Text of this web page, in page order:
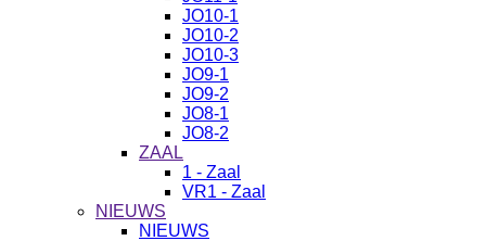
JO10-1
JO10-2
JO10-3
JO9-1
JO9-2
JO8-1
JO8-2
ZAAL
1 - Zaal
VR1 - Zaal
NIEUWS
NIEUWS